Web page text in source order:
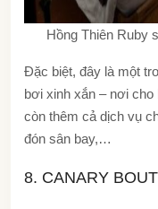
Hồng Thiên Ruby
Đặc biệt, đây là một
bơi xinh xắn – nơi
còn thêm cả dịch vụ
đón sân bay,…
8. CANARY